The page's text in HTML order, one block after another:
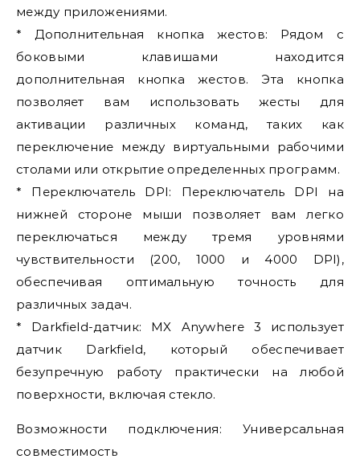
между приложениями.
* Дополнительная кнопка жестов: Рядом с
боковыми клавишами находится
дополнительная кнопка жестов. Эта кнопка
позволяет вам использовать жесты для
активации различных команд, таких как
переключение между виртуальными рабочими
столами или открытие определенных программ.
* Переключатель DPI: Переключатель DPI на
нижней стороне мыши позволяет вам легко
переключаться между тремя уровнями
чувствительности (200, 1000 и 4000 DPI),
обеспечивая оптимальную точность для
различных задач.
* Darkfield-датчик: MX Anywhere 3 использует
датчик Darkfield, который обеспечивает
безупречную работу практически на любой
поверхности, включая стекло.
Возможности подключения: Универсальная
совместимость